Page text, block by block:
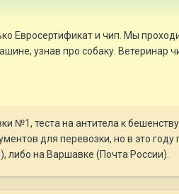
Евросертификат и чип. Мы
узнав про собаку. Ветеринар
№1, теста на антитела к
для перевозки, но в это году
на Варшавке (Почта России).